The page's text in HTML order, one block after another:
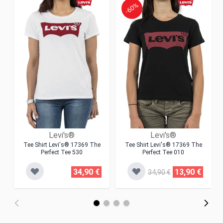
Levi's®
Tee Shirt Levi's® 17369 The
Perfect Tee 530
34,90 €
Levi's®
Tee Shirt Levi's® 17369 The
Perfect Tee 010
-60%
34,90 € 13,90 €